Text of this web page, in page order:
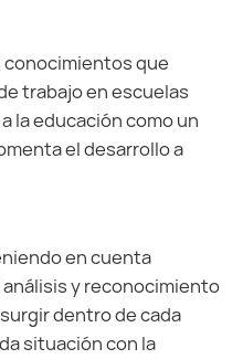
conocimientos que
trabajo en escuelas
la educación como un
el desarrollo a
en cuenta
y reconocimiento
dentro de cada
situación con la